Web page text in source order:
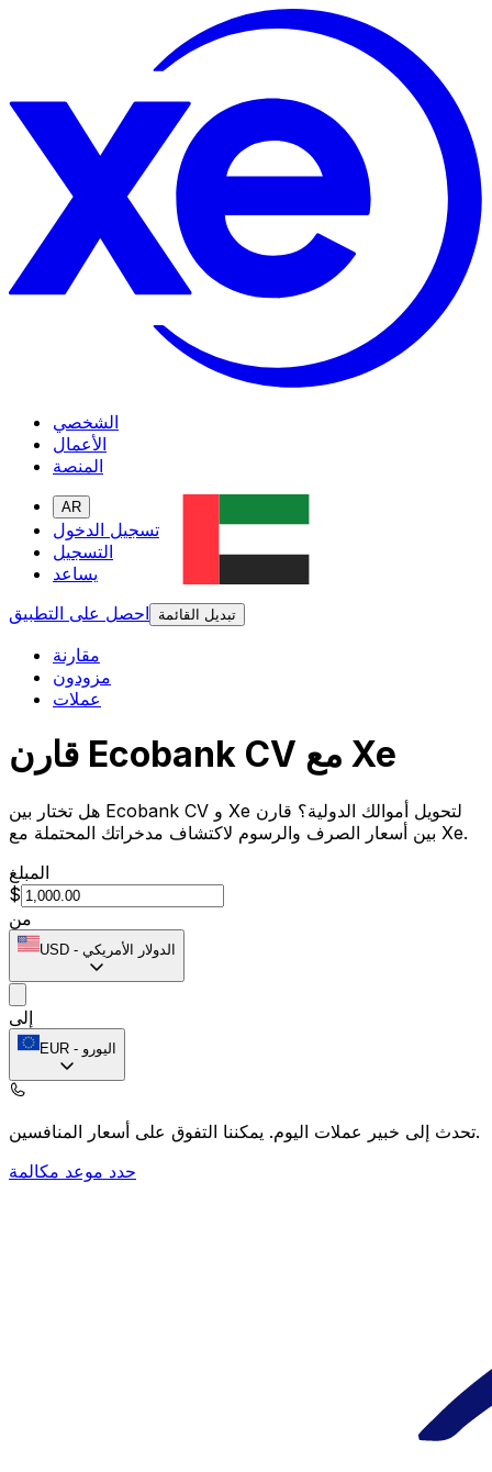
الشخصي
الأعمال
المنصة
AR
تسجيل الدخول
التسجيل
يساعد
احصل على التطبيق
تبديل القائمة
مقارنة
مزودون
عملات
قارن Ecobank CV مع Xe
هل تختار بين Ecobank CV و Xe لتحويل أموالك الدولية؟ قارن
بين أسعار الصرف والرسوم لاكتشاف مدخراتك المحتملة مع Xe.
المبلغ
$
من
USD - الدولار الأمريكي
إلى
EUR - اليورو
تحدث إلى خبير عملات اليوم.يمكننا التفوق على أسعار المنافسين.
حدد موعد مكالمة